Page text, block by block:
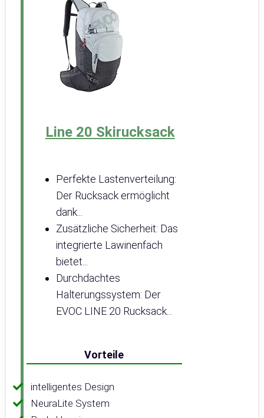
Line 20 Skirucksack
Perfekte Lastenverteilung:
Der Rucksack ermöglicht
dank...
Zusätzliche Sicherheit: Das
integrierte Lawinenfach
bietet...
Durchdachtes
Halterungssystem: Der
EVOC LINE 20 Rucksack...
Vorteile
intelligentes Design
NeuraLite System